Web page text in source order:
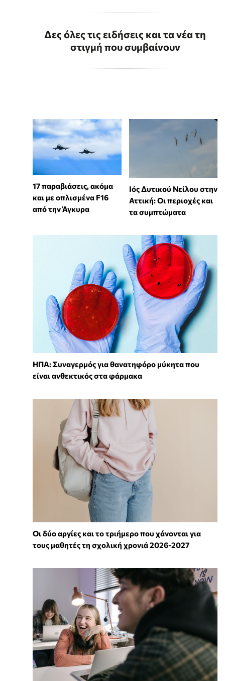
Δες όλες τις ειδήσεις και τα νέα τη
στιγμή που συμβαίνουν
17 παραβιάσεις, ακόμα
και με οπλισμένα F16
από την Άγκυρα
Ιός Δυτικού Νείλου στην
Αττική: Οι περιοχές και
τα συμπτώματα
ΗΠΑ: Συναγερμός για θανατηφόρο μύκητα που
είναι ανθεκτικός στα φάρμακα
Οι δύο αργίες και το τριήμερο που χάνονται για
τους μαθητές τη σχολική χρονιά 2026-2027